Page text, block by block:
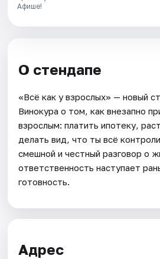
Афише!
О стендапе
«Всё как у взрослых» — новый
Винокура о том, как внезапно
взрослым: платить ипотеку,
делать вид, что ты всё
смешной и честный разговор о
ответственность наступает
готовность.
Адрес